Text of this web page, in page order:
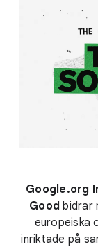
Google.org
Good bidrar
europeiska
inriktade på